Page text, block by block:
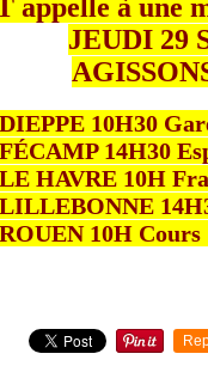
appelle à une
JEUDI 29
DIEPPE 10H30
FÉCAMP 14H30
LE HAVRE 10H
LILLEBONNE
ROUEN 10H Cours